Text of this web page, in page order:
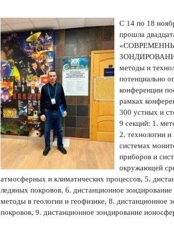
С 14 по 18
прошла
методы и
потенциально
конференции
рамках
300 устных и
9 секций: 1.
2. технологии
системах
приборов и
окружающей
атмосферных и климатических процессов, 5.
ледяных покровов, 6. дистанционное
методы в геологии и геофизике, 8. дистанционное
покровов, 9. дистанционное зондирование